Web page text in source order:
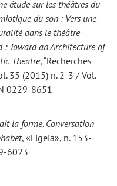
étude sur les théâtres du
du son : Vers une
dans le théâtre
Toward an Architecture of
Theatre, “Recherches
35 (2015) n. 2-3 / Vol.
0229-8651
la forme. Conversation
, «Ligeia», n. 153-
6023